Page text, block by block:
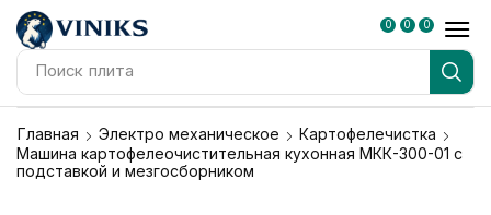
Поиск плита
0 0 0
Главная Электро механическое
Картофелечистка
Машина картофелеочистительная кухонная МКК-300-01 с
подставкой и мезгосборником